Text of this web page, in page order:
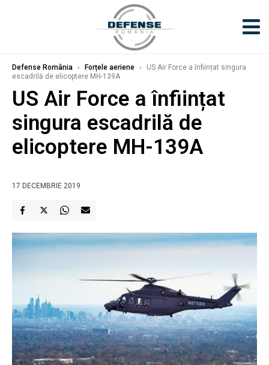
Defense România › Forțele aeriene ›
US Air Force a înființat singura
escadrilă de elicoptere MH-139A
US Air Force a înființat
singura escadrilă de
elicoptere MH-139A
17 DECEMBRIE 2019